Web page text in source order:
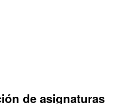
de asignaturas